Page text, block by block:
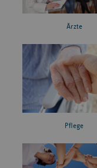
Ärzte
Pflege